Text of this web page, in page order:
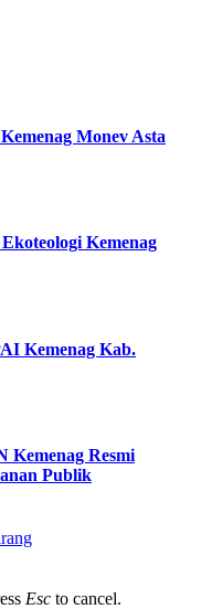
Monev Asta
Kemenag
Kemenag Kab.
Kemenag Resmi
Publik
Esc to cancel.